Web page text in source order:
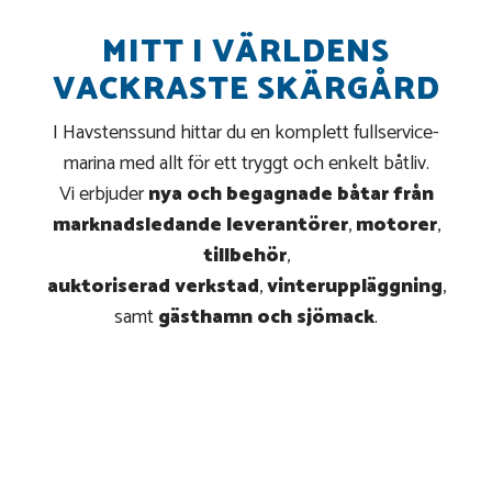
MITT I VÄRLDENS
VACKRASTE SKÄRGÅRD
I Havstenssund hittar du en komplett fullservice­
marina med allt för ett tryggt och enkelt båtliv.
Vi erbjudernya och begagnade båtar från
marknadsledande leverantörer,motorer,
tillbehör,
auktoriserad verkstad,vinteruppläggning,
samtgästhamn och sjömack.